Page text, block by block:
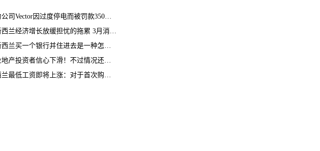
司Vector因过度停电而被罚款350万纽币
兰经济增长放缓担忧的拖累 3月消费者信心下滑
兰买一个银行并住进去是一种怎样的体验？
产投资者信心下滑！不过情况还没那么糟
最低工资即将上涨：对于首次购房者有帮助吗？